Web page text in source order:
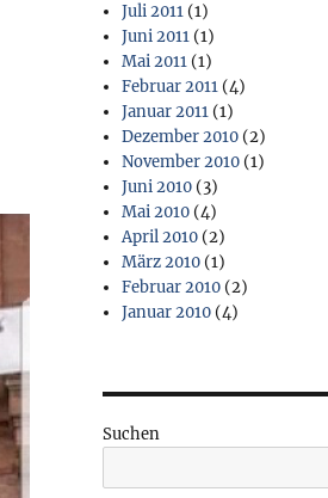
Juli 2011 (1)
Juni 2011 (1)
Mai 2011 (1)
Februar 2011 (4)
Januar 2011 (1)
Dezember 2010 (2)
November 2010 (1)
Juni 2010 (3)
Mai 2010 (4)
April 2010 (2)
März 2010 (1)
Februar 2010 (2)
Januar 2010 (4)
Suchen